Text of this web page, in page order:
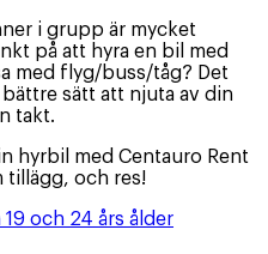
i grupp är mycket
på att hyra en bil med
med flyg/buss/tåg? Det
sätt att njuta av din
takt.
hyrbil med Centauro Rent
tillägg, och res!
och 24 års ålder